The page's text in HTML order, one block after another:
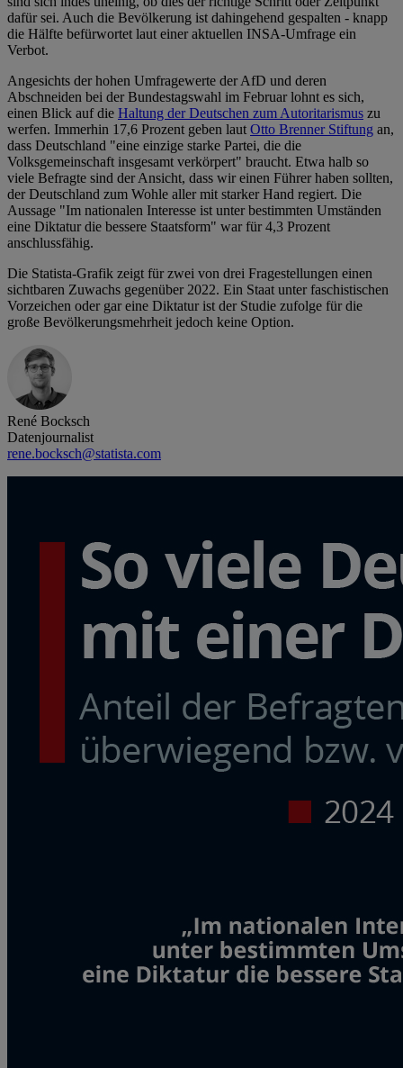
dafür sei. Auch die Bevölkerung ist dahingehend gespalten - knapp
die Hälfte befürwortet laut einer aktuellen INSA-Umfrage ein
Verbot.
Angesichts der hohen Umfragewerte der AfD und deren
Abschneiden bei der Bundestagswahl im Februar lohnt es sich,
einen Blick auf die Haltung der Deutschen zum Autoritarismus zu
werfen. Immerhin 17,6 Prozent geben lautOtto Brenner Stiftung an,
dass Deutschland "eine einzige starke Partei, die die
Volksgemeinschaft insgesamt verkörpert" braucht. Etwa halb so
viele Befragte sind der Ansicht, dass wir einen Führer haben sollten,
der Deutschland zum Wohle aller mit starker Hand regiert. Die
Aussage "Im nationalen Interesse ist unter bestimmten Umständen
eine Diktatur die bessere Staatsform" war für 4,3 Prozent
anschlussfähig.
Die Statista-Grafik zeigt für zwei von drei Fragestellungen einen
sichtbaren Zuwachs gegenüber 2022. Ein Staat unter faschistischen
Vorzeichen oder gar eine Diktatur ist der Studie zufolge für die
große Bevölkerungsmehrheit jedoch keine Option.
René Bocksch
Datenjournalist
rene.bocksch@statista.com